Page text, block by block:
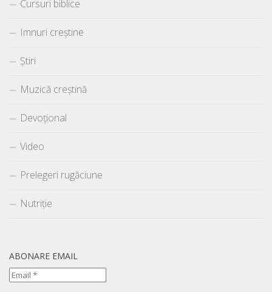
Cursuri biblice
Imnuri creștine
Știri
Muzică creștină
Devoțional
Video
Prelegeri rugăciune
Nutriție
ABONARE EMAIL